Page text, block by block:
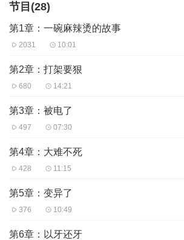
节目(28)
第1章：一碗麻辣烫的故事
2031 10:01
第2章：打架要狠
680 14:21
第3章：被电了
497 07:30
第4章：大难不死
428 11:15
第5章：变异了
376 10:49
第6章：以牙还牙